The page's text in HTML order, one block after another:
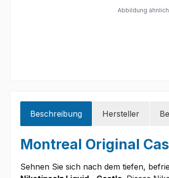
Abbildung ähnlich
Beschreibung Hersteller
Montreal Original
Sehnen Sie sich nach dem tiefen,